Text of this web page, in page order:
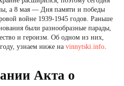
а 8 мая — Дня памяти и победы
войне 1939-1945 годов. Раньше
были разнообразные парады,
и героизм. Об одном из них,
узнаем ниже на vinnytski.info.
Акта о